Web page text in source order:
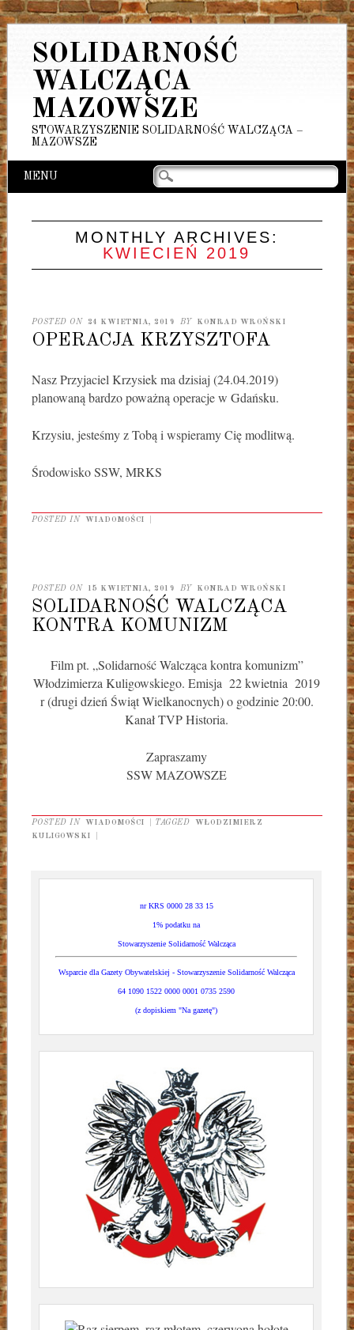
SOLIDARNOŚĆ
WALCZĄCA
MAZOWSZE
STOWARZYSZENIE SOLIDARNOŚĆ WALCZĄCA –
MAZOWSZE
Main menu
Skip
to
content
MENU
MONTHLY ARCHIVES:
KWIECIEŃ 2019
POSTED ON 24 KWIETNIA, 2019 BY KONRAD WROŃSKI
OPERACJA KRZYSZTOFA
Nasz Przyjaciel Krzysiek ma dzisiaj (24.04.2019)
planowaną bardzo poważną operacje w Gdańsku.
Krzysiu, jesteśmy z Tobą i wspieramy Cię modlitwą.
Środowisko SSW, MRKS
POSTED IN WIADOMOŚCI
POSTED ON 15 KWIETNIA, 2019 BY KONRAD WROŃSKI
SOLIDARNOŚĆ WALCZĄCA
KONTRA KOMUNIZM
Film pt. „Solidarność Walcząca kontra komunizm”
Włodzimierza Kuligowskiego. Emisja 22 kwietnia 2019
r (drugi dzień Świąt Wielkanocnych) o godzinie 20:00.
Kanał TVP Historia.
Zapraszamy
SSW MAZOWSZE
POSTED IN WIADOMOŚCI TAGGED
WŁODZIMIERZ
KULIGOWSKI
nr KRS 0000 28 33 15
1% podatku na
Stowarzyszenie Solidarność Walcząca
Wsparcie dla Gazety Obywatelskiej - Stowarzyszenie Solidarność Walcząca
64 1090 1522 0000 0001 0735 2590
(z dopiskiem "Na gazetę")